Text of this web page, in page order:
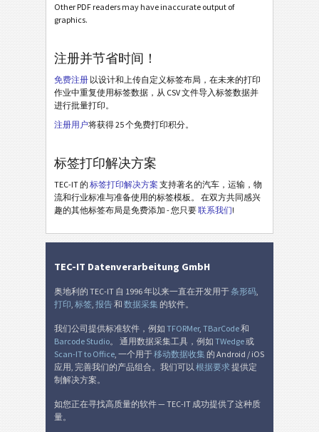
I 库存标签
NF Nutrition Labels
€ SEPA 授权
₣ 瑞士 QR 账单
M 杂
Other PDF readers may have inaccurate output of
graphics.
注册并节省时间！
免费注册 以设计和上传自定义标签布局，在未来的打印
作业中重复使用标签数据，从 CSV 文件导入标签数据并
进行批量打印。
注册用户将获得 25 个免费打印积分。
标签打印解决方案
TEC-IT 的 标签打印解决方案 支持著名的汽车，运输，物
流和行业标准与准备使用的标签模板。 在双方共同感兴
趣的其他标签布局是免费添加 - 您只要联系我们!
TEC-IT Datenverarbeitung GmbH
奥地利的 TEC-IT 自 1996 年以来一直在开发用于条形码,
打印, 标签, 报告和 数据采集的软件。
我们公司提供标准软件，例如 TFORMer, TBarCode和
Barcode Studio。 通用数据采集工具，例如 TWedge或
Scan-IT to Office, 一个用于移动数据收集的 Android / iOS
应用, 完善我们的产品组合。我们可以 根据要求 提供定
制解决方案。
如您正在寻找高质量的软件 — TEC-IT 成功提供了这种质
量。